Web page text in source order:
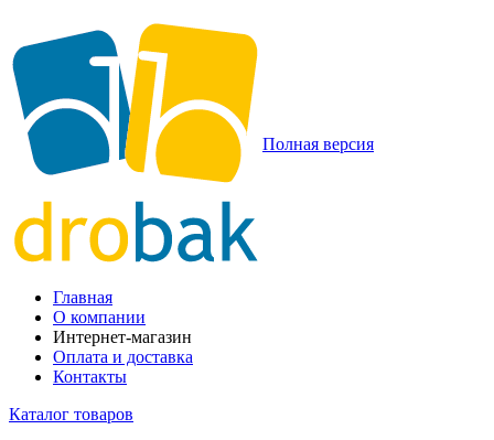
Полная версия
Главная
О компании
Интернет-магазин
Оплата и доставка
Контакты
Каталог товаров